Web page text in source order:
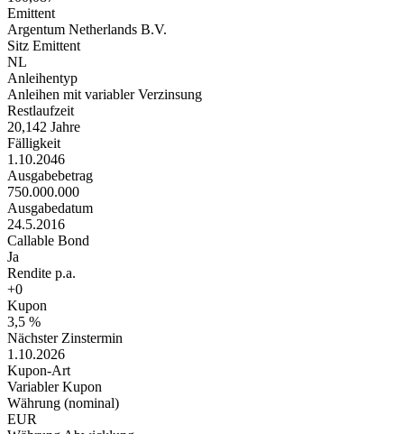
Emittent
Argentum Netherlands B.V.
Sitz Emittent
NL
Anleihentyp
Anleihen mit variabler Verzinsung
Restlaufzeit
20,142 Jahre
Fälligkeit
1.10.2046
Ausgabebetrag
750.000.000
Ausgabedatum
24.5.2016
Callable Bond
Ja
Rendite p.a.
+0
Kupon
3,5 %
Nächster Zinstermin
1.10.2026
Kupon-Art
Variabler Kupon
Währung (nominal)
EUR